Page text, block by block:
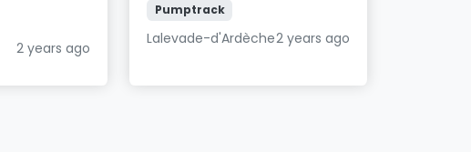
2 years ago
Pumptrack
Lalevade-d'Ardèche2 years ago